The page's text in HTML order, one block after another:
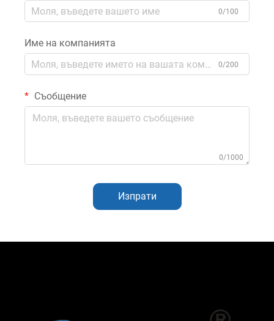
0/100
Име на компанията
0/200
Съобщение
0/1000
Изпрати